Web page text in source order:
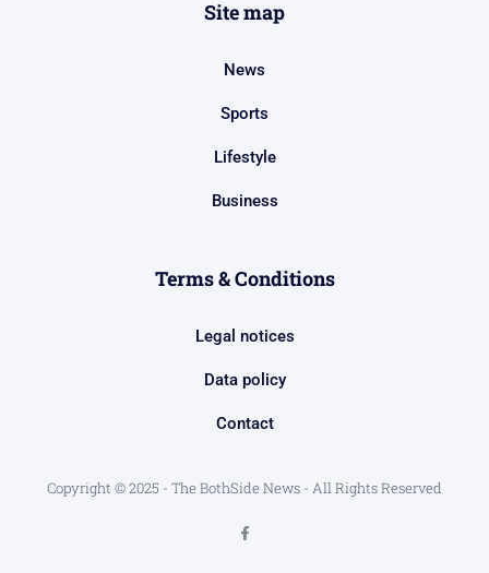
Site map
News
Sports
Lifestyle
Business
Terms & Conditions
Legal notices
Data policy
Contact
Copyright © 2025 - The BothSide News - All Rights Reserved